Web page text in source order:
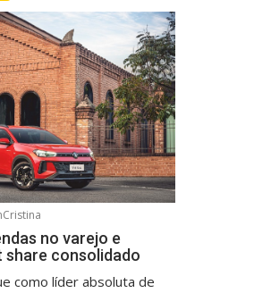
no varejo e
share consolidado
como líder absoluta de